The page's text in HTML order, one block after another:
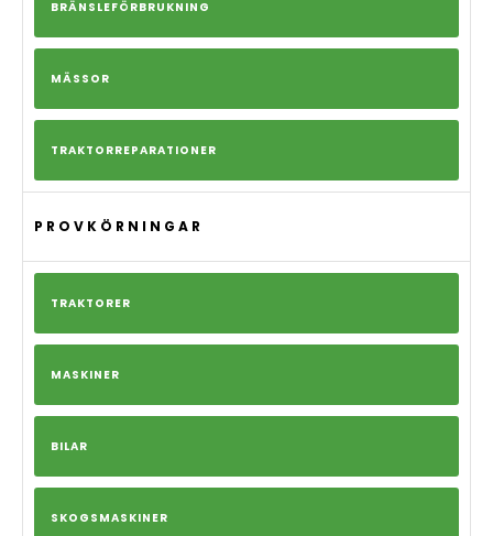
BRÄNSLEFÖRBRUKNING
MÄSSOR
TRAKTORREPARATIONER
PROVKÖRNINGAR
TRAKTORER
MASKINER
BILAR
SKOGSMASKINER